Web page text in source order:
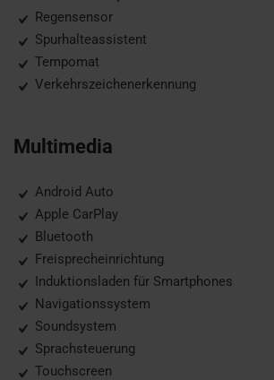
Regensensor
Spurhalteassistent
Tempomat
Verkehrszeichenerkennung
Multimedia
Android Auto
Apple CarPlay
Bluetooth
Freisprecheinrichtung
Induktionsladen für Smartphones
Navigationssystem
Soundsystem
Sprachsteuerung
Touchscreen